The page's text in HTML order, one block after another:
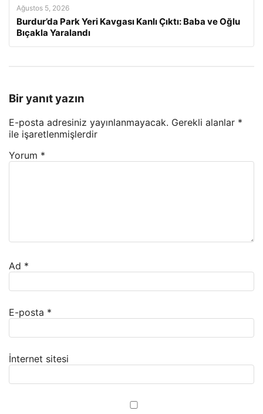
Ağustos 5, 2026
Burdur’da Park Yeri Kavgası Kanlı Çıktı: Baba ve Oğlu
Bıçakla Yaralandı
Bir yanıt yazın
E-posta adresiniz yayınlanmayacak. Gerekli alanlar *
ile işaretlenmişlerdir
Yorum *
Ad *
E-posta *
İnternet sitesi